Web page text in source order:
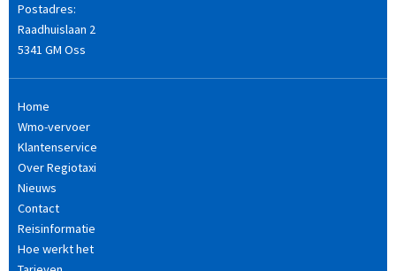
Postadres:
Raadhuislaan 2
5341 GM Oss
Home
Wmo-vervoer
Klantenservice
Over Regiotaxi
Nieuws
Contact
Reisinformatie
Hoe werkt het